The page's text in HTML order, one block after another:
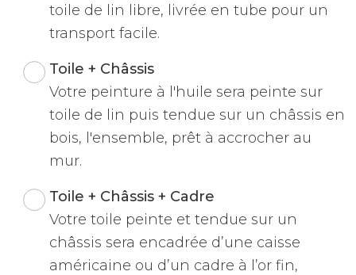
toile de lin libre, livrée en tube pour un
transport facile.
Toile + Châssis
Votre peinture à l'huile sera peinte sur
toile de lin puis tendue sur un châssis en
bois, l'ensemble, prêt à accrocher au
mur.
Toile + Châssis + Cadre
Votre toile peinte et tendue sur un
châssis sera encadrée d’une caisse
américaine ou d’un cadre à l’or fin,